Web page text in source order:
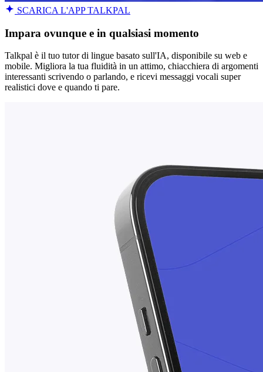
SCARICA L'APP TALKPAL
Impara ovunque e in qualsiasi momento
Talkpal è il tuo tutor di lingue basato sull'IA, disponibile su web e
mobile. Migliora la tua fluidità in un attimo, chiacchiera di argomenti
interessanti scrivendo o parlando, e ricevi messaggi vocali super
realistici dove e quando ti pare.